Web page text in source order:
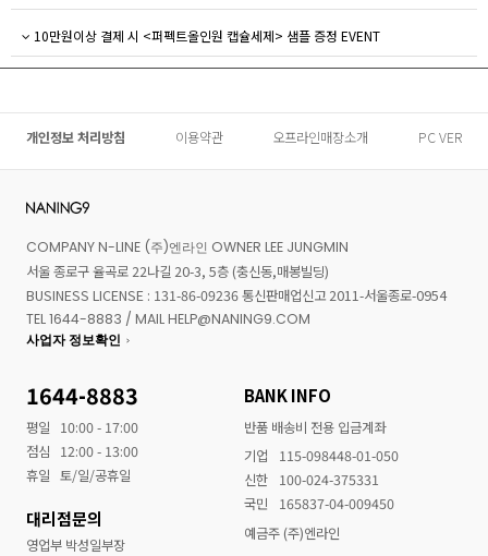
10만원이상 결제 시 <퍼펙트올인원 캡슐세제> 샘플 증정 EVENT
개인정보 처리방침 이용약관 오프라인매장소개 PC VER
COMPANY N-LINE (주)엔라인 OWNER LEE JUNGMIN
서울 종로구 율곡로 22나길 20-3, 5층 (충신동,매봉빌딩)
BUSINESS LICENSE : 131-86-09236 통신판매업신고 2011-서울종로-0954
TEL 1644-8883 / MAIL HELP@NANING9.COM
사업자 정보확인
1644-8883
평일
10:00 - 17:00
점심
12:00 - 13:00
휴일 토/일/공휴일
대리점문의
영업부 박성일부장
BANK INFO
반품 배송비 전용 입금계좌
기업
115-098448-01-050
신한
100-024-375331
국민
165837-04-009450
예금주 (주)엔라인